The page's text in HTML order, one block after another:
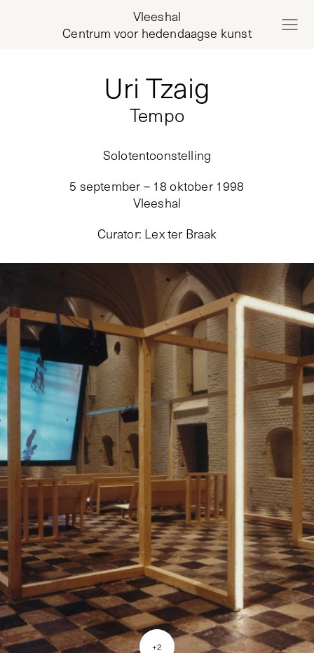
Vleeshal
Centrum voor hedendaagse kunst
Tempo
Uri Tzaig
Solotentoonstelling
5 september – 18 oktober 1998
Vleeshal
Curator: Lex ter Braak
+2